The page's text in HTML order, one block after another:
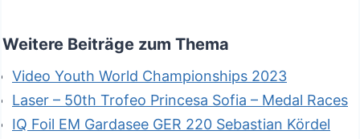
Weitere Beiträge zum Thema
Video Youth World Championships 2023
Laser – 50th Trofeo Princesa Sofia – Medal Races
IQ Foil EM Gardasee GER 220 Sebastian Kördel